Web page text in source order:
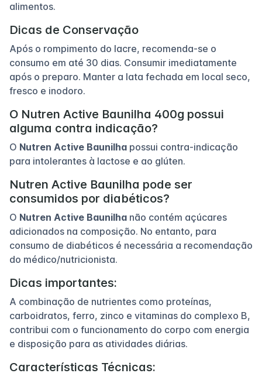
alimentos.
Dicas de Conservação
Após o rompimento do lacre, recomenda-se o
consumo em até 30 dias. Consumir imediatamente
após o preparo. Manter a lata fechada em local seco,
fresco e inodoro.
O Nutren Active Baunilha 400g possui
alguma contra indicação?
O Nutren Active Baunilha possui contra-indicação
para intolerantes à lactose e ao glúten.
Nutren Active Baunilha pode ser
consumidos por diabéticos?
O Nutren Active Baunilha não contém açúcares
adicionados na composição. No entanto, para
consumo de diabéticos é necessária a recomendação
do médico/nutricionista.
Dicas importantes:
A combinação de nutrientes como proteínas,
carboidratos, ferro, zinco e vitaminas do complexo B,
contribui com o funcionamento do corpo com energia
e disposição para as atividades diárias.
Características Técnicas: